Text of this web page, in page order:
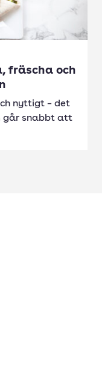
fräscha och
nyttigt – det
går snabbt att